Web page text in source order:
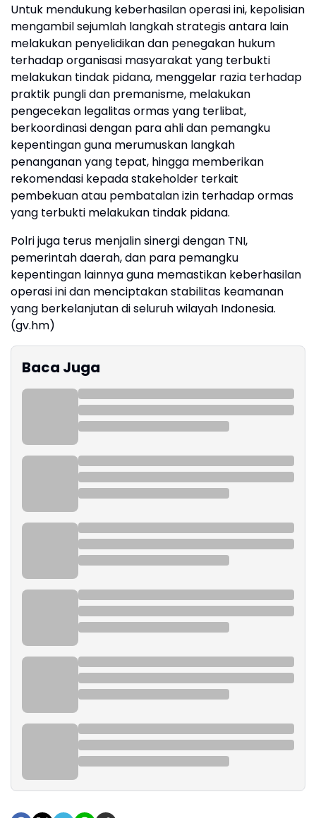
Untuk mendukung keberhasilan operasi ini, kepolisian
mengambil sejumlah langkah strategis antara lain
melakukan penyelidikan dan penegakan hukum
terhadap organisasi masyarakat yang terbukti
melakukan tindak pidana, menggelar razia terhadap
praktik pungli dan premanisme, melakukan
pengecekan legalitas ormas yang terlibat,
berkoordinasi dengan para ahli dan pemangku
kepentingan guna merumuskan langkah
penanganan yang tepat, hingga memberikan
rekomendasi kepada stakeholder terkait
pembekuan atau pembatalan izin terhadap ormas
yang terbukti melakukan tindak pidana.
Polri juga terus menjalin sinergi dengan TNI,
pemerintah daerah, dan para pemangku
kepentingan lainnya guna memastikan keberhasilan
operasi ini dan menciptakan stabilitas keamanan
yang berkelanjutan di seluruh wilayah Indonesia.
(gv.hm)
Baca Juga